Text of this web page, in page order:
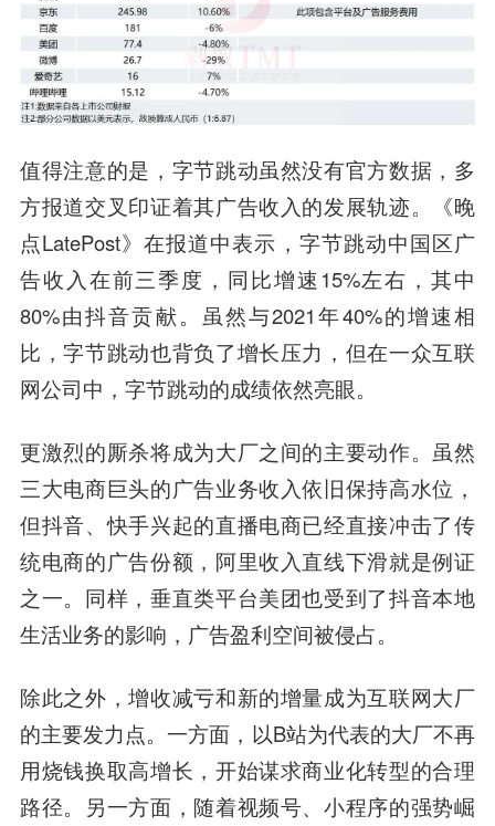
值得注意的是，字节跳动虽然没有官方数据，多
方报道交叉印证着其广告收入的发展轨迹。《晚
点LatePost》在报道中表示，字节跳动中国区广
告收入在前三季度，同比增速15%左右，其中
80%由抖音贡献。虽然与2021年40%的增速相
比，字节跳动也背负了增长压力，但在一众互联
网公司中，字节跳动的成绩依然亮眼。
更激烈的厮杀将成为大厂之间的主要动作。虽然
三大电商巨头的广告业务收入依旧保持高水位，
但抖音、快手兴起的直播电商已经直接冲击了传
统电商的广告份额，阿里收入直线下滑就是例证
之一。同样，垂直类平台美团也受到了抖音本地
生活业务的影响，广告盈利空间被侵占。
除此之外，增收减亏和新的增量成为互联网大厂
的主要发力点。一方面，以B站为代表的大厂不再
用烧钱换取高增长，开始谋求商业化转型的合理
路径。另一方面，随着视频号、小程序的强势崛